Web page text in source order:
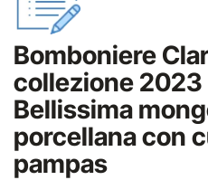
Bomboniere
collezione 2023
Bellissima
porcellana con
pampas